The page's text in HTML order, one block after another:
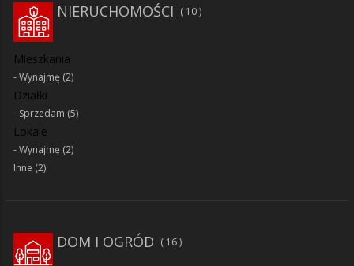
NIERUCHOMOŚCI 10
Mieszkania
Wynajmę (2)
Działki
Sprzedam (5)
Lokale
Wynajmę (2)
Inne (2)
DOM I OGRÓD 16